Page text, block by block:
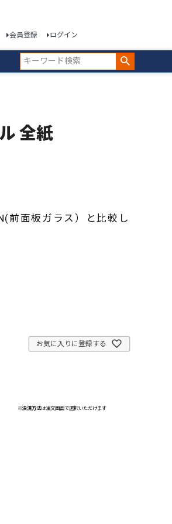
会員登録 ログイン
全紙
前面板ガラス）と比較し
お気に入りに登録する
※決済方法は注文画面で選択いただけます